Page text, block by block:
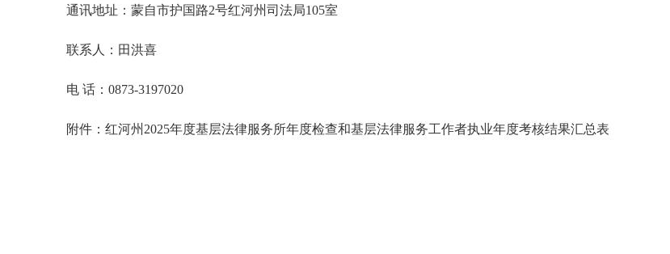
通讯地址：蒙自市护国路2号红河州司法局105室
联系人：田洪喜
电 话：0873-3197020
附件：红河州2025年度基层法律服务所年度检查和基层法律服务工作者执业年度考核结果汇总表